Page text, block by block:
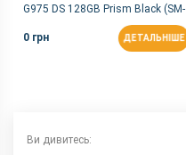
G975 DS 128GB Prism Black (SM-
0 грн
ДЕТАЛЬНІШЕ
Ви дивитесь: